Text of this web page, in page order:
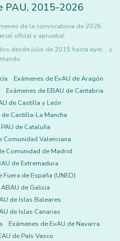
PAU, 2015-2026
de la convocatoria de 2026.
oficial y aprueba!
desde julio de 2015 hasta ayer... y
Exámenes de EvAU de Aragón
Exámenes de EBAU de Cantabria
de Castilla y León
Castilla-La Mancha
de Cataluña
Comunidad Valenciana
Comunidad de Madrid
de Extremadura
Fuera de España (UNED)
de Galicia
de Islas Baleares
de Islas Canarias
Exámenes de EvAU de Navarra
de País Vasco